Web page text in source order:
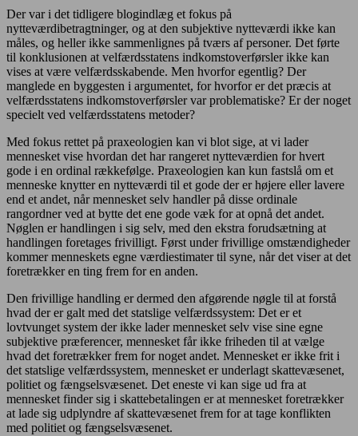
Der var i det tidligere blogindlæg et fokus på
nytteværdibetragtninger, og at den subjektive nytteværdi ikke kan
måles, og heller ikke sammenlignes på tværs af personer. Det førte
til konklusionen at velfærdsstatens indkomstoverførsler ikke kan
vises at være velfærdsskabende. Men hvorfor egentlig? Der
manglede en byggesten i argumentet, for hvorfor er det præcis at
velfærdsstatens indkomstoverførsler var problematiske? Er der noget
specielt ved velfærdsstatens metoder?
Med fokus rettet på praxeologien kan vi blot sige, at vi lader
mennesket vise hvordan det har rangeret nytteværdien for hvert
gode i en ordinal rækkefølge. Praxeologien kan kun fastslå om et
menneske knytter en nytteværdi til et gode der er højere eller lavere
end et andet, når mennesket selv handler på disse ordinale
rangordner ved at bytte det ene gode væk for at opnå det andet.
Nøglen er handlingen i sig selv, med den ekstra forudsætning at
handlingen foretages frivilligt. Først under frivillige omstændigheder
kommer menneskets egne værdiestimater til syne, når det viser at det
foretrækker en ting frem for en anden.
Den frivillige handling er dermed den afgørende nøgle til at forstå
hvad der er galt med det statslige velfærdssystem: Det er et
lovtvunget system der ikke lader mennesket selv vise sine egne
subjektive præferencer, mennesket får ikke friheden til at vælge
hvad det foretrækker frem for noget andet. Mennesket er ikke frit i
det statslige velfærdssystem, mennesket er underlagt skattevæsenet,
politiet og fængselsvæsenet. Det eneste vi kan sige ud fra at
mennesket finder sig i skattebetalingen er at mennesket foretrækker
at lade sig udplyndre af skattevæsenet frem for at tage konflikten
med politiet og fængselsvæsenet.